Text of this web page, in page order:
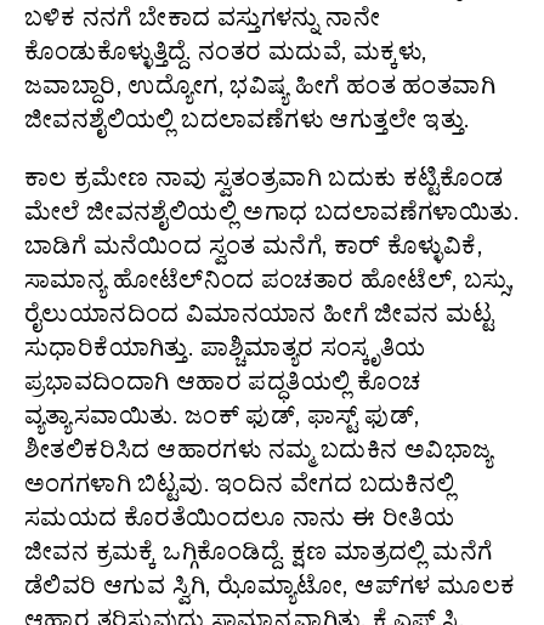
ಬಳಿಕ ನನಗೆ ಬೇಕಾದ ವಸ್ತುಗಳನ್ನು ನಾನೇ
ಕೊಂಡುಕೊಳ್ಳುತ್ತಿದ್ದೆ. ನಂತರ ಮದುವೆ, ಮಕ್ಕಳು,
ಜವಾಬ್ದಾರಿ, ಉದ್ಯೋಗ, ಭವಿಷ್ಯ ಹೀಗೆ ಹಂತ ಹಂತವಾಗಿ
ಜೀವನಶೈಲಿಯಲ್ಲಿ ಬದಲಾವಣೆಗಳು ಆಗುತ್ತಲೇ ಇತ್ತು.
ಕಾಲ ಕ್ರಮೇಣ ನಾವು ಸ್ವತಂತ್ರವಾಗಿ ಬದುಕು ಕಟ್ಟಿಕೊಂಡ
ಮೇಲೆ ಜೀವನಶೈಲಿಯಲ್ಲಿ ಅಗಾಧ ಬದಲಾವಣೆಗಳಾಯಿತು.
ಬಾಡಿಗೆ ಮನೆಯಿಂದ ಸ್ವಂತ ಮನೆಗೆ, ಕಾರ್ ಕೊಳ್ಳುವಿಕೆ,
ಸಾಮಾನ್ಯ ಹೋಟೆಲ್‌ನಿಂದ ಪಂಚತಾರ ಹೋಟೆಲ್, ಬಸ್ಸು,
ರೈಲುಯಾನದಿಂದ ವಿಮಾನಯಾನ ಹೀಗೆ ಜೀವನ ಮಟ್ಟ
ಸುಧಾರಿಕೆಯಾಗಿತ್ತು. ಪಾಶ್ಚಿಮಾತ್ಯರ ಸಂಸ್ಕೃತಿಯ
ಪ್ರಭಾವದಿಂದಾಗಿ ಆಹಾರ ಪದ್ಧತಿಯಲ್ಲಿ ಕೊಂಚ
ವ್ಯತ್ಯಾಸವಾಯಿತು. ಜಂಕ್ ಫುಡ್, ಫಾಸ್ಟ್ ಫುಡ್,
ಶೀತಲಿಕರಿಸಿದ ಆಹಾರಗಳು ನಮ್ಮ ಬದುಕಿನ ಅವಿಭಾಜ್ಯ
ಅಂಗಗಳಾಗಿ ಬಿಟ್ಟವು. ಇಂದಿನ ವೇಗದ ಬದುಕಿನಲ್ಲಿ
ಸಮಯದ ಕೊರತೆಯಿಂದಲೂ ನಾನು ಈ ರೀತಿಯ
ಜೀವನ ಕ್ರಮಕ್ಕೆ ಒಗ್ಗಿಕೊಂಡಿದ್ದೆ. ಕ್ಷಣ ಮಾತ್ರದಲ್ಲಿ ಮನೆಗೆ
ಡೆಲಿವರಿ ಆಗುವ ಸ್ವಿಗಿ, ಝೊಮ್ಯಾಟೋ, ಆಪ್‌ಗಳ ಮೂಲಕ